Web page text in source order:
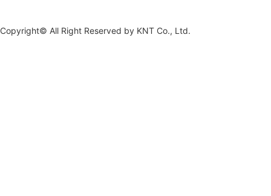
Copyright© All Right Reserved by KNT Co., Ltd.